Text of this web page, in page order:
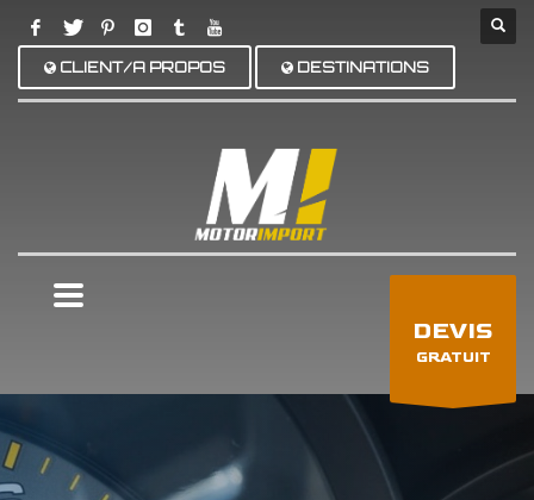
CLIENT/A PROPOS DESTINATIONS
DEVIS
GRATUIT